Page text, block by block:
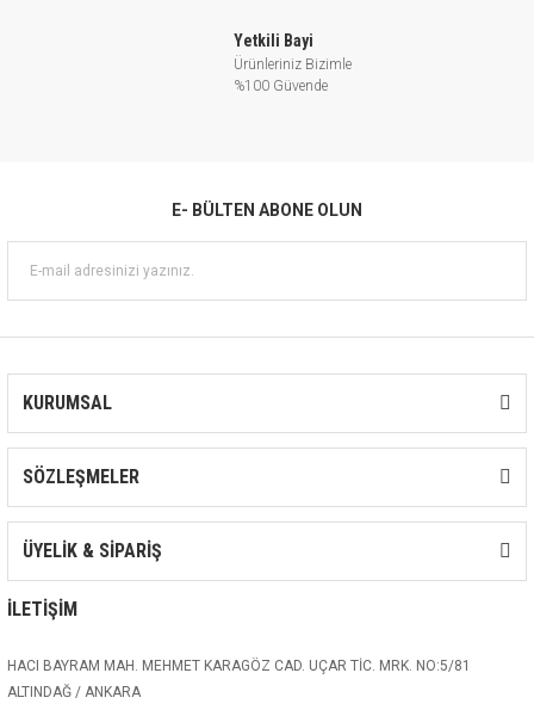
Yetkili Bayi
Ürünleriniz Bizimle
%100 Güvende
E- BÜLTEN ABONE OLUN
KURUMSAL
SÖZLEŞMELER
ÜYELİK & SİPARİŞ
İLETİŞİM
HACI BAYRAM MAH. MEHMET KARAGÖZ CAD. UÇAR TİC. MRK. NO:5/81
ALTINDAĞ / ANKARA